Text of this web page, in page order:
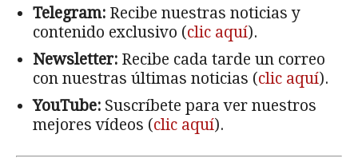
Telegram: Recibe nuestras noticias y
contenido exclusivo (clic aquí).
Newsletter: Recibe cada tarde un correo
con nuestras últimas noticias (clic aquí).
YouTube: Suscríbete para ver nuestros
mejores vídeos (clic aquí).